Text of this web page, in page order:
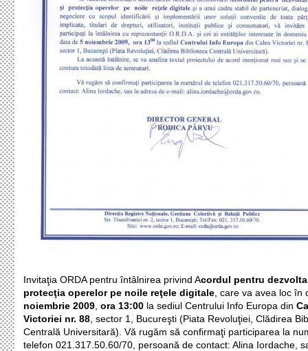
Invitaţia ORDA pentru întâlnirea privind Acordul pentru
protecţia operelor pe noile reţele digitale , care va avea loc
noiembrie 2009 ora 13:00 la sediul Centrului Info Europa din
Victoriei nr. 88 , sector 1, Bucureşti (Piata Revoluţiei, Clădirea
Centrală Universitară). Vă rugăm să confirmaţi participarea la
telefon 021.317.50.60/70, persoană de contact: Alina Iordache,